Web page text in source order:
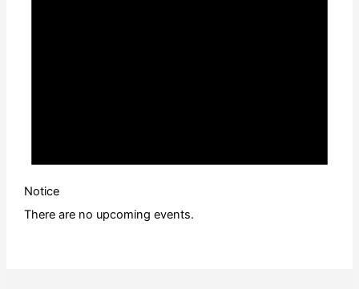
Notice
There are no upcoming events.